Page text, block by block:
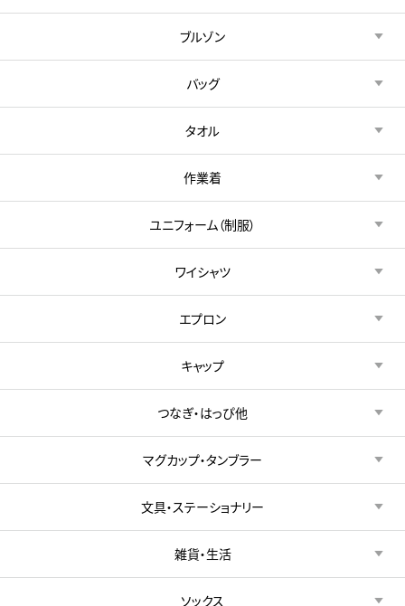
ブルゾン
バッグ
タオル
作業着
ユニフォーム（制服）
ワイシャツ
エプロン
キャップ
つなぎ・はっぴ他
マグカップ・タンブラー
文具・ステーショナリー
雑貨・生活
ソックス